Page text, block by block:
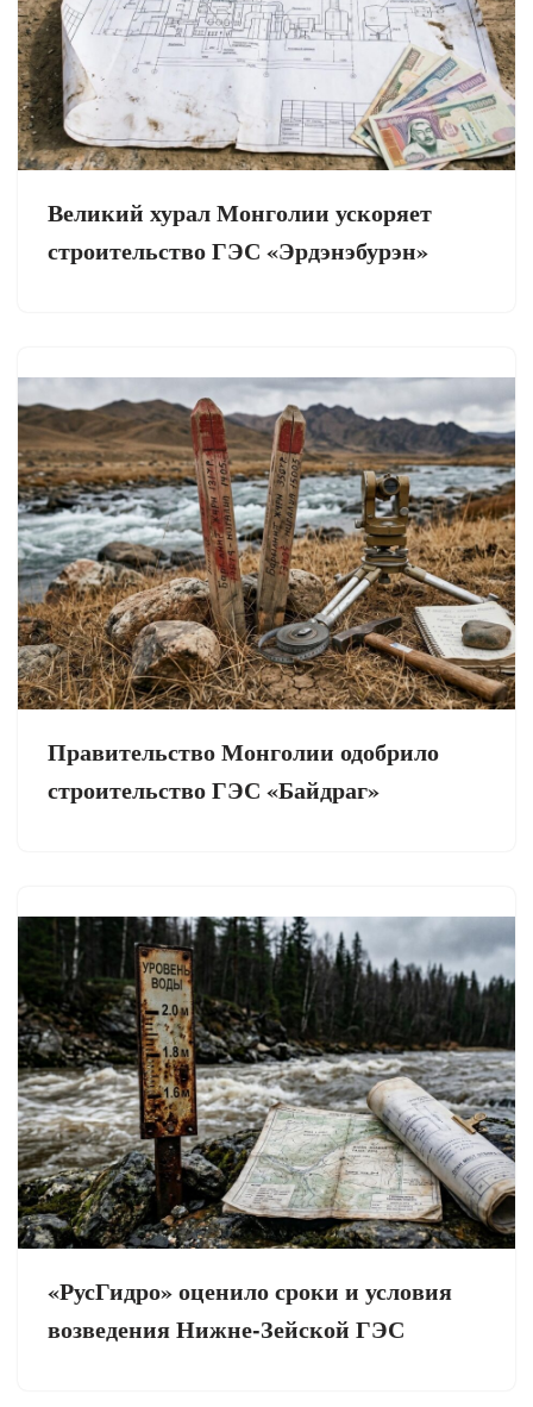
Великий хурал Монголии ускоряет
строительство ГЭС «Эрдэнэбурэн»
Правительство Монголии одобрило
строительство ГЭС «Байдраг»
«РусГидро» оценило сроки и условия
возведения Нижне-Зейской ГЭС